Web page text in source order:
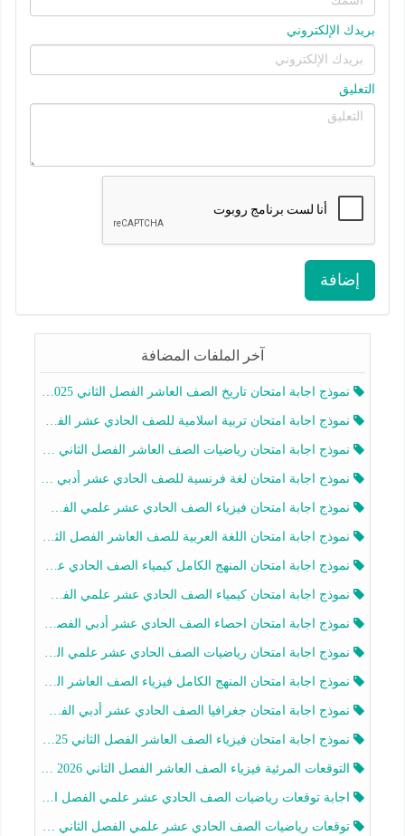
بريدك الإلكتروني
التعليق
إضافة
آخر الملفات المضافة
نموذج اجابة امتحان تاريخ الصف العاشر الفصل الثاني 2025-2026
نموذج اجابة امتحان تربية اسلامية للصف الحادي عشر الفصل الثاني 2025-2026
نموذج اجابة امتحان رياضيات الصف العاشر الفصل الثاني 2025-2026
نموذج اجابة امتحان لغة فرنسية للصف الحادي عشر أدبي الفصل الثاني 2025-2026
نموذج اجابة امتحان فيزياء الصف الحادي عشر علمي الفصل الثاني 2025-2026
نموذج اجابة امتحان اللغة العربية للصف العاشر الفصل الثاني 2025-2026
نموذج اجابة امتحان المنهج الكامل كيمياء الصف الحادي عشر علمي الفصل الثاني 2025-2026
نموذج اجابة امتحان كيمياء الصف الحادي عشر علمي الفصل الثاني 2025-2026
نموذج اجابة امتحان احصاء الصف الحادي عشر أدبي الفصل الثاني 2025-2026
نموذج اجابة امتحان رياضيات الصف الحادي عشر علمي الفصل الثاني 2025-2026
نموذج اجابة امتحان المنهج الكامل فيزياء الصف العاشر الفصل الثاني 2025-2026
نموذج اجابة امتحان جغرافيا الصف الحادي عشر أدبي الفصل الثاني 2025-2026
نموذج اجابة امتحان فيزياء الصف العاشر الفصل الثاني 2025-2026
التوقعات المرئية فيزياء الصف العاشر الفصل الثاني 2026 أ هيثم الليثي
اجابة توقعات رياضيات الصف الحادي عشر علمي الفصل الثاني 2025-2026 أ عمرو فايز
توقعات رياضيات الصف الحادي عشر علمي الفصل الثاني 2025-2026 أ عمرو فايز